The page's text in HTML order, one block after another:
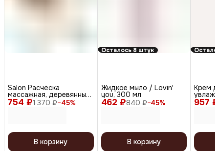
754 ₽1 370 ₽−45%
Salon Расчёска
массажная, деревянные
зубцы 339-73250
В корзину
Осталось 8 штук
462 ₽840 ₽−45%
Жидкое мыло / Lovin'
you, 300 мл
В корзину
957 ₽
Крем
SPA